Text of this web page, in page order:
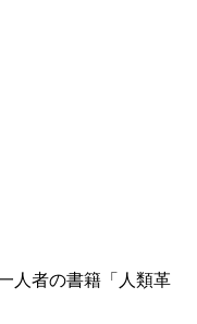
人者の書籍「人類革